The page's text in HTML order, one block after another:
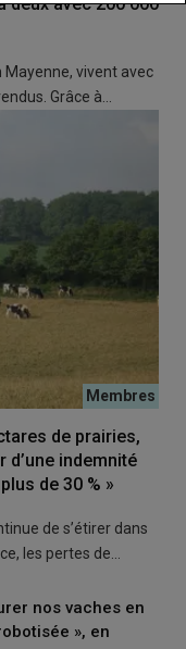
dans le
troupeau de 120
d'abreuvoirs. Un
ainsi que des
deréagencement
du robot, il faut
points d’eau, qui
Cela se révèle
le robot
pour vérifier si
deux avec 200 000
Mayenne, vivent avec
Grâce à…
de prairies,
d’une indemnité
de 30 % »
de s’étirer dans
les pertes de…
nos vaches en
», en